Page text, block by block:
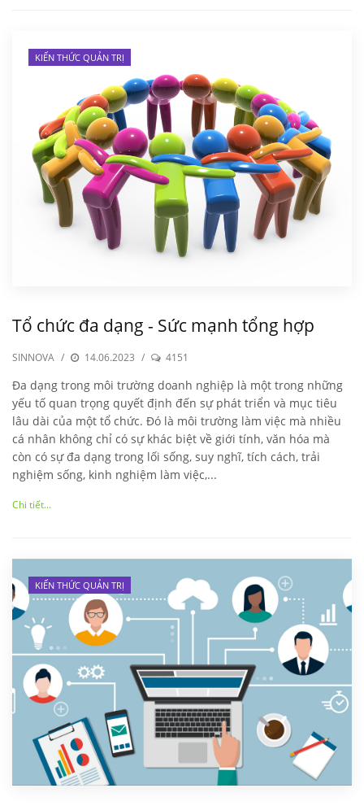
KIẾN THỨC QUẢN TRỊ
Tổ chức đa dạng - Sức mạnh tổng hợp
SINNOVA / 14.06.2023 / 4151
Đa dạng trong môi trường doanh nghiệp là một trong những
yếu tố quan trọng quyết định đến sự phát triển và mục tiêu
lâu dài của một tổ chức. Đó là môi trường làm việc mà nhiều
cá nhân không chỉ có sự khác biệt về giới tính, văn hóa mà
còn có sự đa dạng trong lối sống, suy nghĩ, tích cách, trải
nghiệm sống, kinh nghiệm làm việc,...
Chi tiết...
KIẾN THỨC QUẢN TRỊ